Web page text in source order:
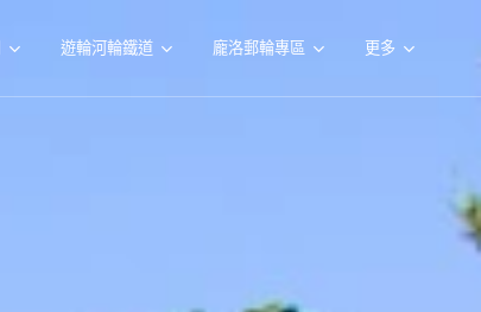
遊輪河輪鐵道 龐洛郵輪專區 更多